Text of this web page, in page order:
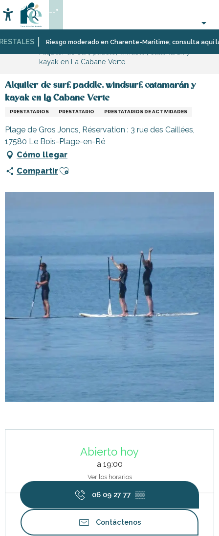
au
contenu
principal Riesgo moderado en Charente-Maritime; consulta aquí las
Accessibilité
Buscar
--°
Página Web InfórmeseTiendas
comercios
Tiendas
kayak en La Cabane Verte
Alquiler de surf, paddle, windsurf, catamarán y
kayak en La Cabane Verte
PRESTATARIOS PRESTATARIO PRESTATARIOS DE ACTIVIDADES
Plage de Gros Joncs, Réservation : 3 rue des Caillées,
17580 Le Bois-Plage-en-Ré
Cómo llegar
CompartirAjouter aux favoris
Abierto hoy
a 19:00
Ver los horarios
06 09 27 77 ▒▒
Contáctenos